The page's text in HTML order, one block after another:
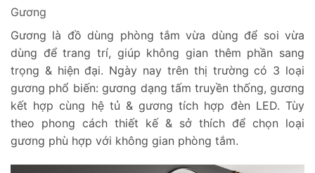
Gương
Gương là đồ dùng phòng tắm vừa dùng để soi vừa
dùng để trang trí, giúp không gian thêm phần sang
trọng & hiện đại. Ngày nay trên thị trường có 3 loại
gương phổ biến: gương dạng tấm truyền thống, gương
kết hợp cùng hệ tủ & gương tích hợp đèn LED. Tùy
theo phong cách thiết kế & sở thích để chọn loại
gương phù hợp với không gian phòng tắm.